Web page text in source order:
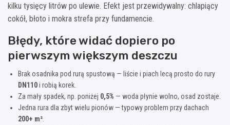
kilku tysięcy litrów po ulewie. Efekt jest przewidywalny: chlapiący
cokół, błoto i mokra strefa przy fundamencie.
Błędy, które widać dopiero po
pierwszym większym deszczu
Brak osadnika pod rurą spustową — liście i piach lecą prosto do rury
DN110i robią korek.
Za mały spadek, np. poniżej 0,5% — woda płynie wolno, osad zostaje.
Jedna rura dla zbyt wielu pionów — typowy problem przy dachach
200+ m²